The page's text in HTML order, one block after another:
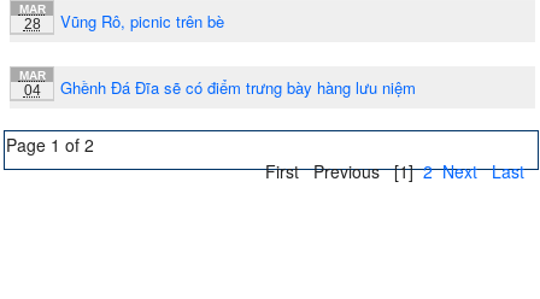
MAR
28 Vũng Rô, picnic trên bè
MAR
04 Ghềnh Đá Đĩa sẽ có điểm trưng bày hàng lưu niệm
Page 1 of 2
First Previous [1] 2 Next Last